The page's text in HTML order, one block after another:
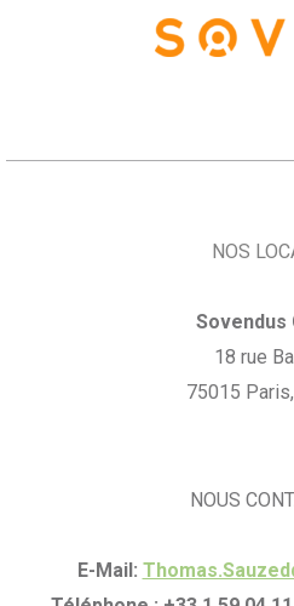
NOS
Sovendus
18 rue
75015
NOUS
E-Mail: